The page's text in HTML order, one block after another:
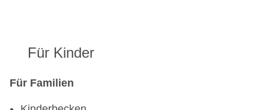
Für Kinder
Für Familien